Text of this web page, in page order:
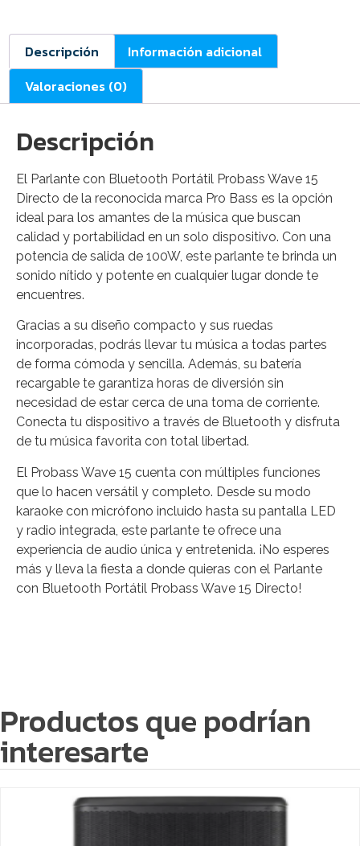
Descripción
Información adicional
Valoraciones (0)
Descripción
El Parlante con Bluetooth Portátil Probass Wave 15
Directo de la reconocida marca Pro Bass es la opción
ideal para los amantes de la música que buscan
calidad y portabilidad en un solo dispositivo. Con una
potencia de salida de 100W, este parlante te brinda un
sonido nítido y potente en cualquier lugar donde te
encuentres.
Gracias a su diseño compacto y sus ruedas
incorporadas, podrás llevar tu música a todas partes
de forma cómoda y sencilla. Además, su batería
recargable te garantiza horas de diversión sin
necesidad de estar cerca de una toma de corriente.
Conecta tu dispositivo a través de Bluetooth y disfruta
de tu música favorita con total libertad.
El Probass Wave 15 cuenta con múltiples funciones
que lo hacen versátil y completo. Desde su modo
karaoke con micrófono incluido hasta su pantalla LED
y radio integrada, este parlante te ofrece una
experiencia de audio única y entretenida. ¡No esperes
más y lleva la fiesta a donde quieras con el Parlante
con Bluetooth Portátil Probass Wave 15 Directo!
Productos que podrían
interesarte